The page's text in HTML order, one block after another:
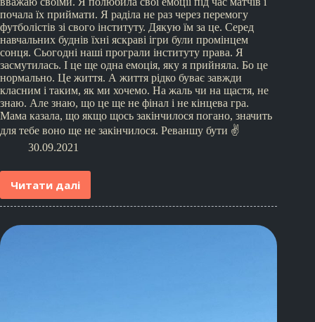
почала їх приймати. Я раділа не раз через перемогу
футболістів зі свого інституту. Дякую їм за це. Серед
навчальних буднів їхні яскраві ігри були промінцем
сонця. Сьогодні наші програли інституту права. Я
засмутилась. І це ще одна емоція, яку я прийняла. Бо це
нормально. Це життя. А життя рідко буває завжди
класним і таким, як ми хочемо. На жаль чи на щастя, не
знаю. Але знаю, що це ще не фінал і не кінцева гра.
Мама казала, що якщо щось закінчилося погано, значить
для тебе воно ще не закінчилося. Реваншу бути ✌️
30.09.2021
Читати далі